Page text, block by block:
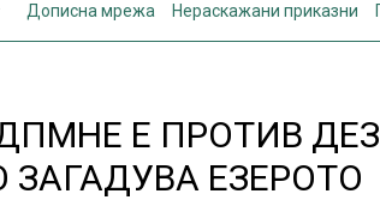
Дописна мрежа Нераскажани приказни
Е ПРОТИВ
ЗАГАДУВА ЕЗЕРОТО